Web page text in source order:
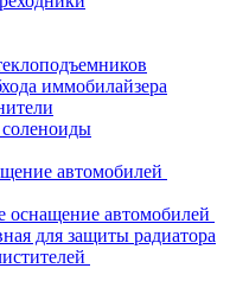
иммобилайзера
автомобилей
оснащение автомобилей
для защиты радиатора